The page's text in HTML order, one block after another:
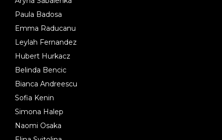
Paula Badosa
Emma Raducanu
Leylah Fernandez
Hubert Hurkacz
Belinda Bencic
Bianca Andreescu
Sofia Kenin
Simona Halep
Naomi Osaka